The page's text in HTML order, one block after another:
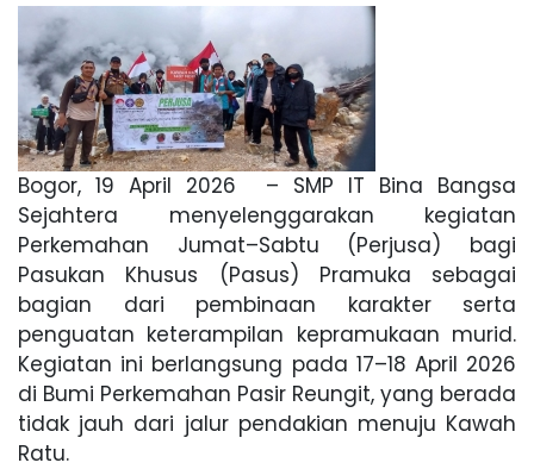
Bogor, 19 April 2026 – SMP IT Bina Bangsa
Sejahtera menyelenggarakan kegiatan
Perkemahan Jumat–Sabtu (Perjusa) bagi
Pasukan Khusus (Pasus) Pramuka sebagai
bagian dari pembinaan karakter serta
penguatan keterampilan kepramukaan murid.
Kegiatan ini berlangsung pada 17–18 April 2026
di Bumi Perkemahan Pasir Reungit, yang berada
tidak jauh dari jalur pendakian menuju Kawah
Ratu.